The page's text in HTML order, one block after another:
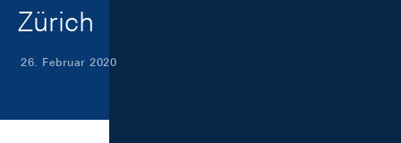
Zürich
26. Februar 2020